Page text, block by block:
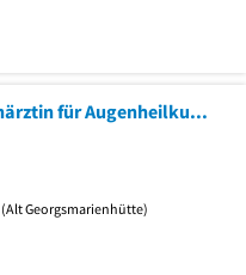
Dr. med. Susanna Wirth Fachärztin für Augenheilkunde
(Alt Georgsmarienhütte)